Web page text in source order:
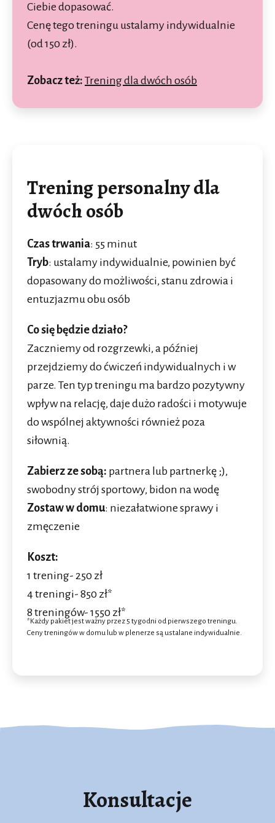
Ciebie dopasować.
Cenę tego treningu ustalamy indywidualnie
(od 150 zł).
Zobacz też: Trening dla dwóch osób
Trening personalny dla
dwóch osób
Czas trwania: 55 minut
Tryb: ustalamy indywidualnie, powinien być
dopasowany do możliwości, stanu zdrowia i
entuzjazmu obu osób
Co się będzie działo?
Zaczniemy od rozgrzewki, a później
przejdziemy do ćwiczeń indywidualnych i w
parze. Ten typ treningu ma bardzo pozytywny
wpływ na relację, daje dużo radości i motywuje
do wspólnej aktywności również poza
siłownią.
Zabierz ze sobą: partnera lub partnerkę ;),
swobodny strój sportowy, bidon na wodę
Zostaw w domu: niezałatwione sprawy i
zmęczenie
Koszt:
1 trening- 250 zł
4 treningi- 850 zł*
8 treningów- 1550 zł*
*Każdy pakiet jest ważny przez 5 tygodni od pierwszego treningu.
Ceny treningów w domu lub w plenerze są ustalane indywidualnie.
Konsultacje